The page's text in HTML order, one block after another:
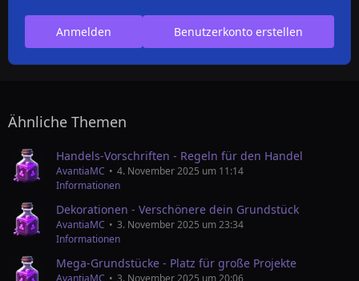
Benutzerkonto erstellen
Anmelden
Ähnliche Themen
Handels-Vorschriften - Regeln für den Handel
AvantiaMC
4. November 2025 um 11:14
Informationen
Dekorationen - Verschönere dein Grundstück
AvantiaMC
3. November 2025 um 23:34
Informationen
Mega-Grundstücke - Platz für große Projekte